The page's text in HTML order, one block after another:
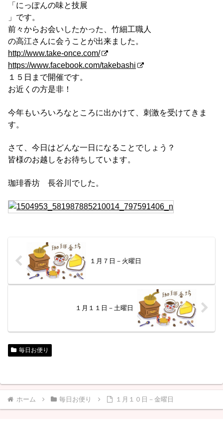
「にっぽんの味と技展
」です。
前々からお会いしたかった、竹細工職人
の高江さんに会うことが出来ました。
http://www.take-once.com/
https://www.facebook.com/takebashi
１５日まで開催です。
お近くの方是非！
今年もいろいろなところに出かけて、刺激を受けてきま
す。
さて、今日はどんな一日になることでしょう？
皆様のお越しをお待ちしています。
珈琲香坊 長谷川でした。
１月７日－火曜日
１月１１日－土曜日
毎日お便り
ホーム 毎日お便り １月１０日－金曜日